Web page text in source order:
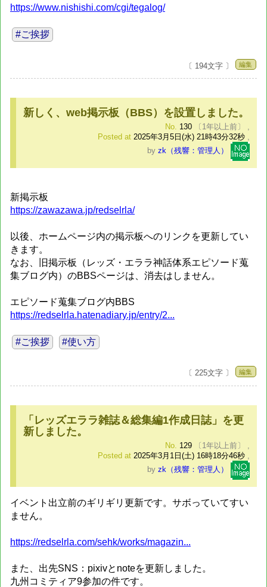
https://www.nishishi.com/cgi/tegalog/
#ご挨拶
〔 194文字 〕 編集
新しく、web掲示板（BBS）を設置しました。
No. 130 〔1年以上前〕
Posted at 2025年3月5日(水) 21時43分32秒
by zk（残響：管理人）
新掲示板
https://zawazawa.jp/redselrla/
以後、ホームページ内の掲示板へのリンクを更新してい
きます。
なお、旧掲示板（レッズ・エララ神話体系エピソード蒐
集ブログ内）のBBSページは、消去はしません。
エピソード蒐集ブログ内BBS
https://redselrla.hatenadiary.jp/entry/2...
#ご挨拶 #使い方
〔 225文字 〕 編集
「レッズエララ雑誌＆総集編1作成日誌」を更
新しました。
No. 129 〔1年以上前〕
Posted at 2025年3月1日(土) 16時18分46秒
by zk（残響：管理人）
イベント出立前のギリギリ更新です。サボっていてすい
ません。
https://redselrla.com/sehk/works/magazin...
また、出先SNS：pixivとnoteを更新しました。
九州コミティア9参加の件です。